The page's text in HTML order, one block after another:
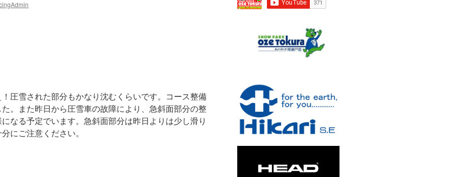
圧雪された部分もかなり沈むくらいです。コース整備
。また昨日から圧雪車の故障により、急斜面部分の整
なる予定でいます。急斜面部分は昨日よりは少し滑り
にご注意ください。